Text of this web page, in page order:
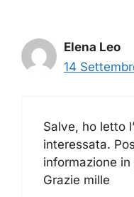
Elena Leo
14
Salve, ho letto
interessata.
informazione in
Grazie mille